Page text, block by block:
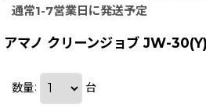
通常1-7営業日に発送予定
アマノ クリーンジョブ JW-
数量: 台